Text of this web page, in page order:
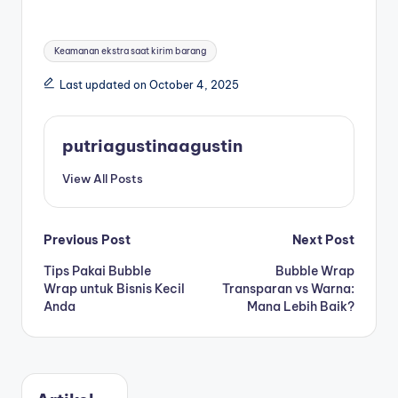
Keamanan ekstra saat kirim barang
Last updated on October 4, 2025
putriagustinaagustin
View All Posts
Previous Post
Tips Pakai Bubble
Wrap untuk Bisnis Kecil
Anda
Next Post
Bubble Wrap
Transparan vs Warna:
Mana Lebih Baik?